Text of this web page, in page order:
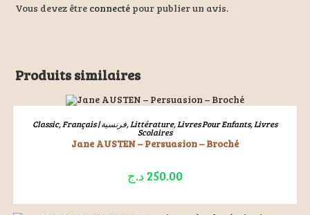
Vous devez être connecté pour publier un avis.
Produits similaires
LIRE LA SUITE
Classic, Français | فرنسية,Littérature,Livres Pour Enfants,Livres
Scolaires
Jane AUSTEN – Persuasion – Broché
250.00 د.ج